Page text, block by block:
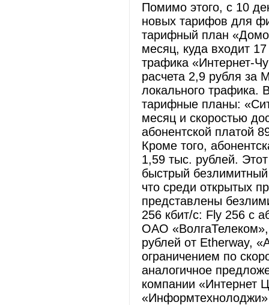
Помимо этого, с 10
новых тарифов для
тарифный план
месяц, куда входит
трафика «Интернет-
расчета 2,9 рубля за
локального трафика.
тарифные планы:
месяц и скоростью
абонентской платой
Кроме того,
1,59 тыс. рублей.
быстрый
что среди открытых
представлены
256 кбит/с: Fly 256 с
ОАО «ВолгаТелеком»,
рублей от Etherway,
ограничением по
аналогичное
компании «Интернет